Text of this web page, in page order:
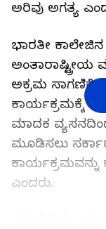
ಅರಿವು ಅಗತ್ಯ
ಭಾರತೀ
ಅಂತಾರಾಷ್ಟ್ರೀಯ
ಅಕ್ರಮ ಸಾಗಣಿಕೆ
ಕಾರ್ಯಕ್ರಮಕ್ಕೆ
ಮಾದಕ
ಮೂಡಿಸಲು
ಎಂದರು.